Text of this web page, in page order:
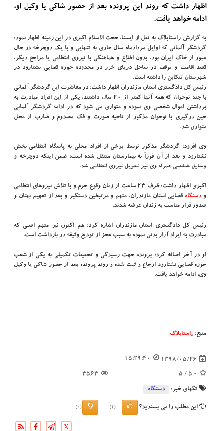
اظهار داشت كه روند این پرونده بعد از حضور شاكی یا وكیل او،
ادامه خواهد یافت.
به گزارش راستابلاگ به نقل از ایسنا، حجت الاسلام اكبری در این زمینه اظهار نمود:
گردشگر آلمانی كه اوایل مردادماه سال جاری به تنهایی و با یك دوچرخه در حال
عبور از خاك ایران بود، بدون اطلاع و هماهنگی با نیروی انتظامی یا مراجع دیگر،
قصد اقامت و توقف در ساحل دریای خزر در محدوده حوزه قضایی نشتارود در
شهرستان تنكابن را داشته است.
رئیس كل دادگستری استان مازندران اظهار داشت: در معاشرت این گردشگر آلمانی
با چند نوجوان كه همه آنها كمتر از ۲۰ سال داشتند، یكی از این افراد مبادرت به
برداشتن اموال شخصی وی نموده و متواری می شود كه در ادامه گردشگر آلمانی
حین درگیری با نوجوان مذكور از ناحیه صورت و فك مصدوم و ضارب از محل
متواری شد.
وی افزود: گردشگر مذكور توسط برخی از افراد محلی به پاسگاه انتظامی بخش
نشتارود و بعد از آن فوراً به بیمارستان منتقل شده است؛ ضمن اینكه دوچرخه و
وسایل شخصی همراه وی نیز تحویل نیروی انتظامی شد.
اكبری اظهار داشت: ظرف ۲۴ ساعت از زمان وقوع جرم و با تلاش نیروهای انتظامی
و دستگاه قضایی استان مازندران، متهم و مرتبطین دستگیر و بعد از تفهیم بهتان و
صدور قرار مناسب به زندان عرضه شدند.
رئیس كل دادگستری استان مازندران اشاره كرد: هم اكنون نیز متهم اصلی كه
مبادرت به ایراد آزار بدنی نموده به سبب عجز از تودیع وثیقه در بازداشت است.
او در آخر اضافه كرد: پرونده جهت رسیدگی و تحقیقات تكمیلی به یكی از شعب
حوزه قضایی نشتارود ارجاع و ثبت شده و روند پرونده بعد از حضور شاكی یا وكیل
وی، ادامه خواهد یافت.
منبع: راستابلاگ
1398/05/26
15:29:40
5.0
/ 5
4564
تگهای خبر: دستگاه
این مطلب را می پسندید؟ (1)
(0)
X